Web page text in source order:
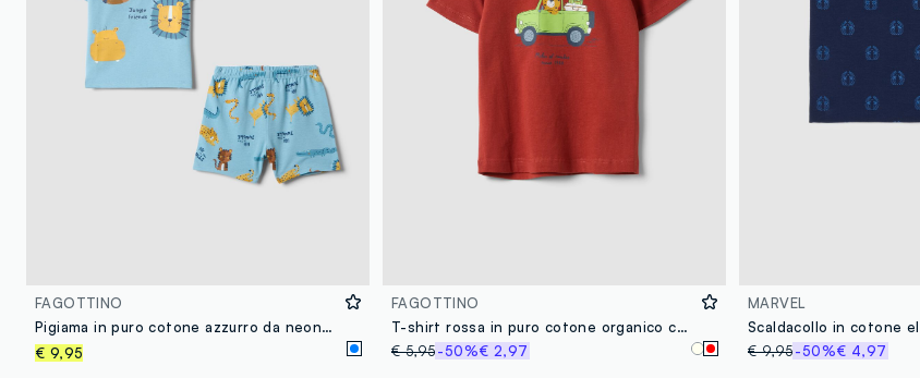
FAGOTTINO
Pigiama in puro cotone azzurro da neonato regular fit con animali
€ 9,95
FAGOTTINO
T-shirt rossa in puro cotone organico con stampa regular fit per bimbo
€ 5,95-50%€ 2,97
MARVEL
€ 9,95-50%€ 4,97